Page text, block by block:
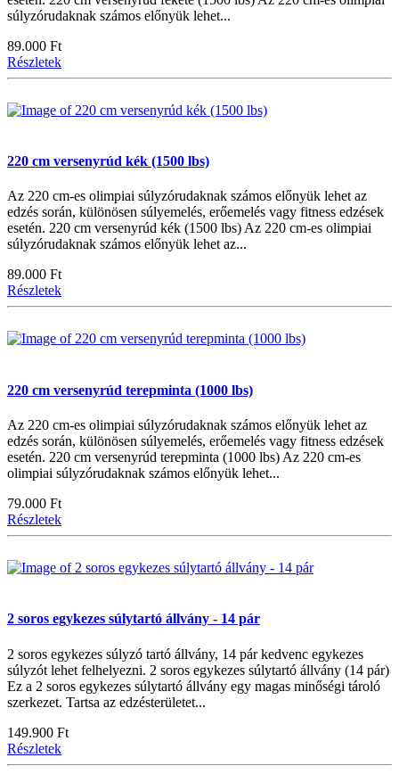
súlyzórudaknak számos előnyük lehet...
89.000 Ft
Részletek
220 cm versenyrúd kék (1500 lbs)
Az 220 cm-es olimpiai súlyzórudaknak számos előnyük lehet az
edzés során, különösen súlyemelés, erőemelés vagy fitness edzések
esetén. 220 cm versenyrúd kék (1500 lbs) Az 220 cm-es olimpiai
súlyzórudaknak számos előnyük lehet az...
89.000 Ft
Részletek
220 cm versenyrúd terepminta (1000 lbs)
Az 220 cm-es olimpiai súlyzórudaknak számos előnyük lehet az
edzés során, különösen súlyemelés, erőemelés vagy fitness edzések
esetén. 220 cm versenyrúd terepminta (1000 lbs) Az 220 cm-es
olimpiai súlyzórudaknak számos előnyük lehet...
79.000 Ft
Részletek
2 soros egykezes súlytartó állvány - 14 pár
2 soros egykezes súlyzó tartó állvány, 14 pár kedvenc egykezes
súlyzót lehet felhelyezni. 2 soros egykezes súlytartó állvány (14 pár)
Ez a 2 soros egykezes súlytartó állvány egy magas minőségi tároló
szerkezet. Tartsa az edzésterületet...
149.900 Ft
Részletek